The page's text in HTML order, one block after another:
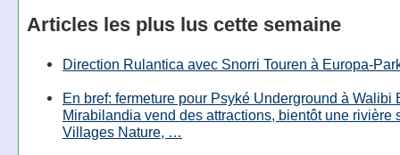
Articles les plus lus cette semaine
Direction Rulantica avec Snorri Touren à Europa-
En bref: fermeture pour Psyké Underground à Walibi
Mirabilandia vend des attractions, bientôt une rivière
Villages Nature, …